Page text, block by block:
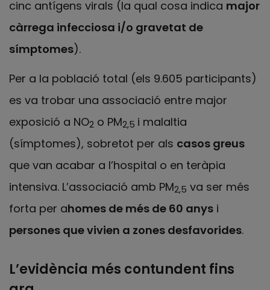
cinc antígens virals (la qual cosa indica major
càrrega infecciosa i/o gravetat de
símptomes).
Per a la població total (els 9.605 participants)
es va trobar una associació entre major
exposició a NO2 o PM2,5 i malaltia
(símptomes), sobretot per als casos greus
que van acabar a l’hospital o en teràpia
intensiva. L’associació amb PM2,5 va ser més
forta per ahomes de més de 60 anys i
persones que vivien a zones desfavorides.
L’evidència més contundent fins